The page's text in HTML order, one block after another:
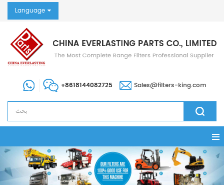
Language
+8618144082725 Sales@filters-king.com